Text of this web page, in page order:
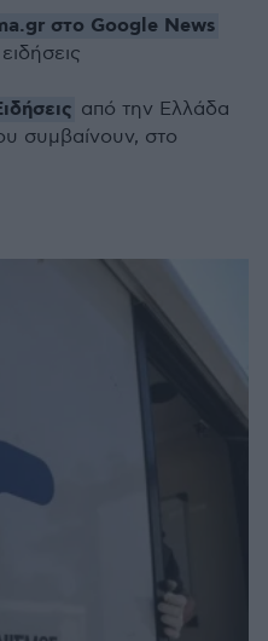
στο Google News
από την Ελλάδα
συμβαίνουν, στο